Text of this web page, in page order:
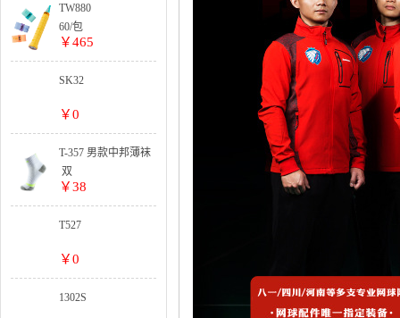
TW880
60/包
￥465
SK32
￥0
T-357 男款中邦薄袜
双
￥38
T527
￥0
1302S